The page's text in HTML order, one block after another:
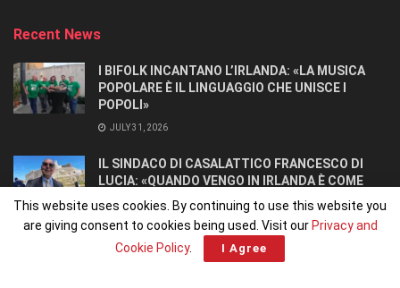
Recent News
I BIFOLK INCANTANO L’IRLANDA: «LA MUSICA
POPOLARE È IL LINGUAGGIO CHE UNISCE I
POPOLI»
JULY 31, 2026
IL SINDACO DI CASALATTICO FRANCESCO DI
LUCIA: «QUANDO VENGO IN IRLANDA È COME
TORNARE A CASA».
JULY 27, 2026
This website uses cookies. By continuing to use this website you
are giving consent to cookies being used. Visit our Privacy and
Cookie Policy. I Agree